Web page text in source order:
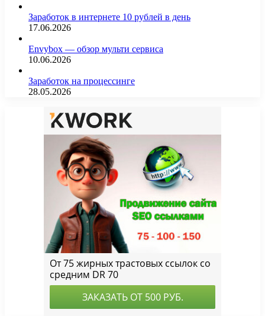
Заработок в интернете 10 рублей в день
17.06.2026
Envybox — обзор мульти сервиса
10.06.2026
Заработок на процессинге
28.05.2026